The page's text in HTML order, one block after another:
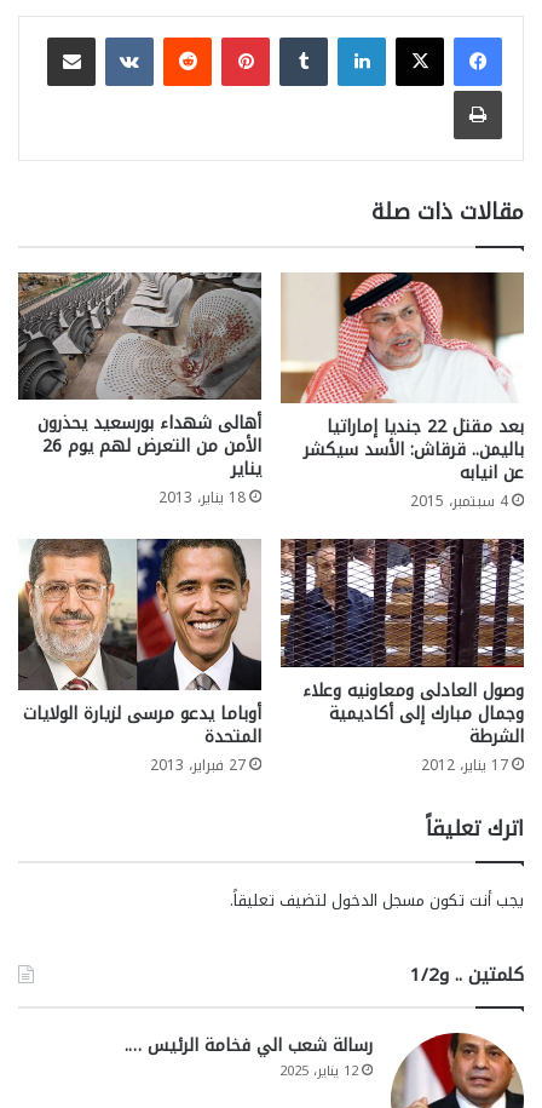
لينكدإن بينتيريست
مشاركة عبر البريد
طباعة
مقالات ذات صلة
بعد مقتل 22 جنديا إماراتيا
باليمن.. قرقاش: الأسد سيكشر
عن انيابه
4 سبتمبر، 2015
أهالى شهداء بورسعيد يحذرون
الأمن من التعرض لهم يوم 26
يناير
18 يناير، 2013
وصول العادلى ومعاونيه وعلاء
وجمال مبارك إلى أكاديمية
الشرطة
17 يناير، 2012
أوباما يدعو مرسى لزيارة الولايات
المتحدة
27 فبراير، 2013
اترك تعليقاً
يجب أنت تكون مسجل الدخول لتضيف تعليقاً.
كلمتين .. و1/2
رسالة شعب الي فخامة الرئيس ….
12 يناير، 2025